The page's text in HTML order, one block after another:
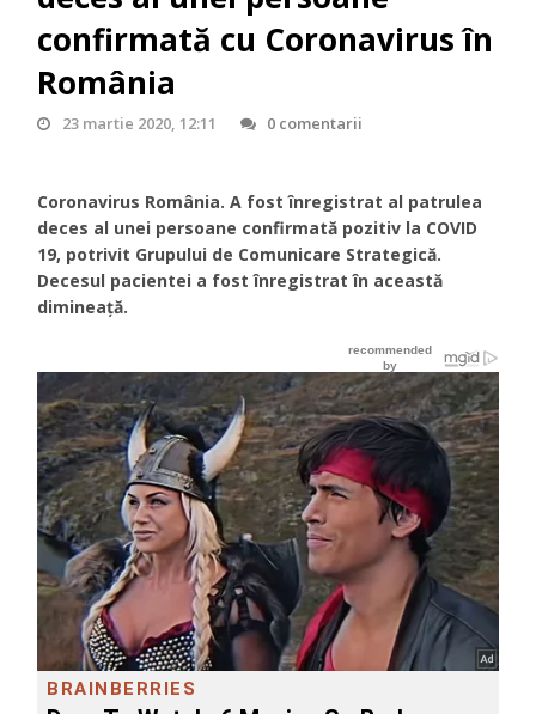
confirmată cu Coronavirus în
România
23 martie 2020, 12:11 0 comentarii
Coronavirus România. A fost înregistrat al patrulea
deces al unei persoane confirmată pozitiv la COVID
19, potrivit Grupului de Comunicare Strategică.
Decesul pacientei a fost înregistrat în această
dimineață.